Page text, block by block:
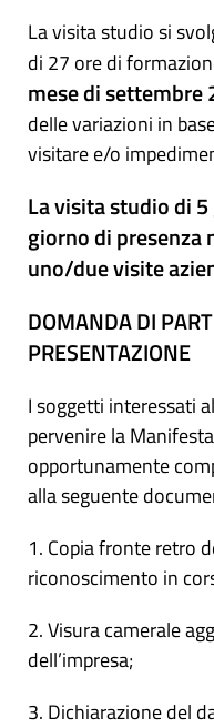
La visita studio si
di 27 ore di
mese di settembre
delle variazioni in
visitare e/o
La visita studio di
giorno di presenza
uno/due visite
DOMANDA DI
PRESENTAZIONE
I soggetti interessati
pervenire la
opportunamente
alla seguente
1. Copia fronte retro
riconoscimento in
2. Visura camerale
dell’impresa;
3. Dichiarazione del